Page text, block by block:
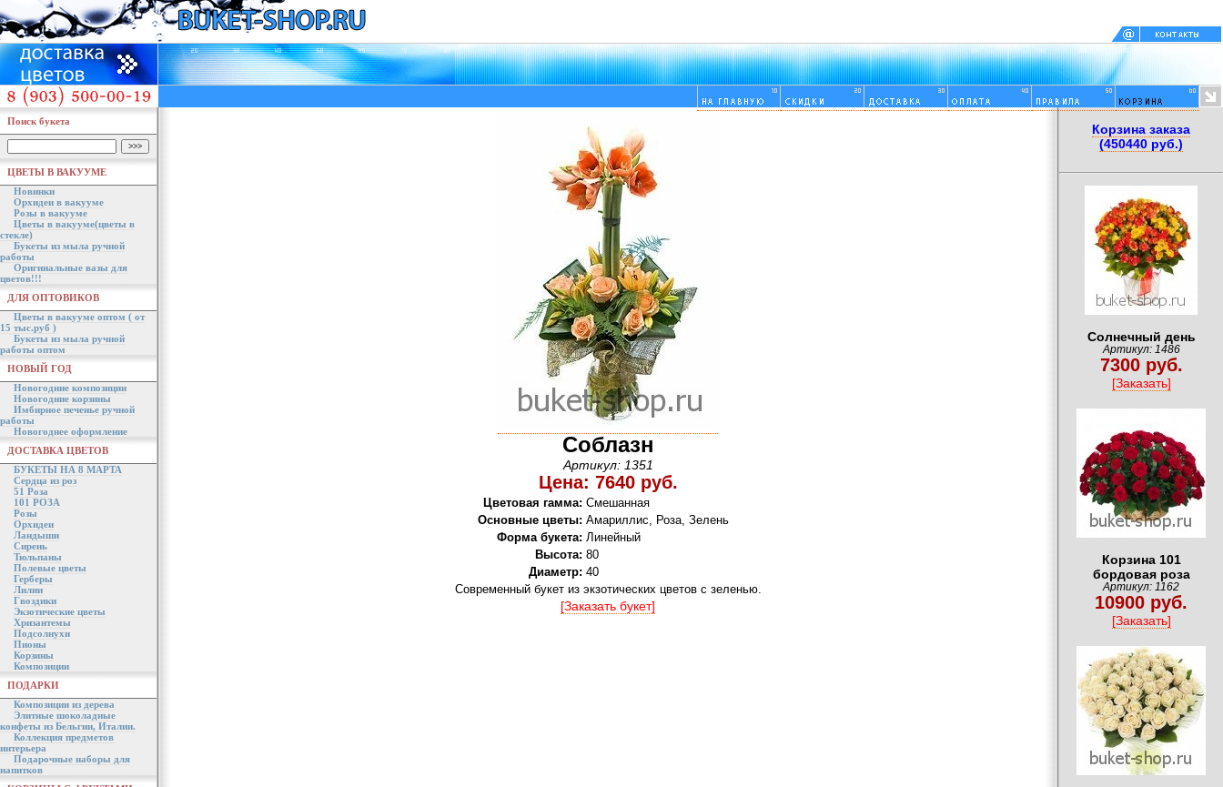
Поиск букета
ЦВЕТЫ В ВАКУУМЕ
Новинки
Орхидеи в вакууме
Розы в вакууме
Цветы в вакууме(цветы в
стекле)
Букеты из мыла ручной
работы
Оригинальные вазы для
цветов!!!
ДЛЯ ОПТОВИКОВ
Цветы в вакууме оптом ( от
15 тыс.руб )
Букеты из мыла ручной
работы оптом
НОВЫЙ ГОД
Новогодние композиции
Новогодние корзины
Имбирное печенье ручной
работы
Новогоднее оформление
ДОСТАВКА ЦВЕТОВ
БУКЕТЫ НА 8 МАРТА
Сердца из роз
51 Роза
101 РОЗА
Розы
Орхидеи
Ландыши
Сирень
Тюльпаны
Полевые цветы
Герберы
Лилии
Гвоздики
Экзотические цветы
Хризантемы
Подсолнухи
Пионы
Корзины
Композиции
ПОДАРКИ
Композиции из дерева
Элитные шоколадные
конфеты из Бельгии, Италии.
Коллекция предметов
интерьера
Подарочные наборы для
напитков
Соблазн
Артикул: 1351
Цена: 7640 руб.
Цветовая гамма: Смешанная
Основные цветы: Амариллис, Роза, Зелень
Форма букета: Линейный
Высота: 80
Диаметр: 40
Cовременный букет из экзотических цветов с зеленью.
[Заказать букет]
Корзина заказа
(450440 руб.)
Солнечный день
Артикул: 1486
7300 руб.
[Заказать]
Корзина 101
бордовая роза
Артикул: 1162
10900 руб.
[Заказать]